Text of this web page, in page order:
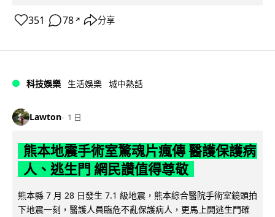
351 78 ↗ 分享
科技娛樂 生活娛樂 城中熱話
Lawton 1 日
熊本地震手術室驚魂片瘋傳 醫護保護病
人、逃生門 網民讚值得尊敬
熊本縣 7 月 28 日發生 7.1 級地震，熊本綜合醫院手術室鏡頭拍
下地震一刻，醫護人員臨危不亂保護病人，更馬上開逃生門確